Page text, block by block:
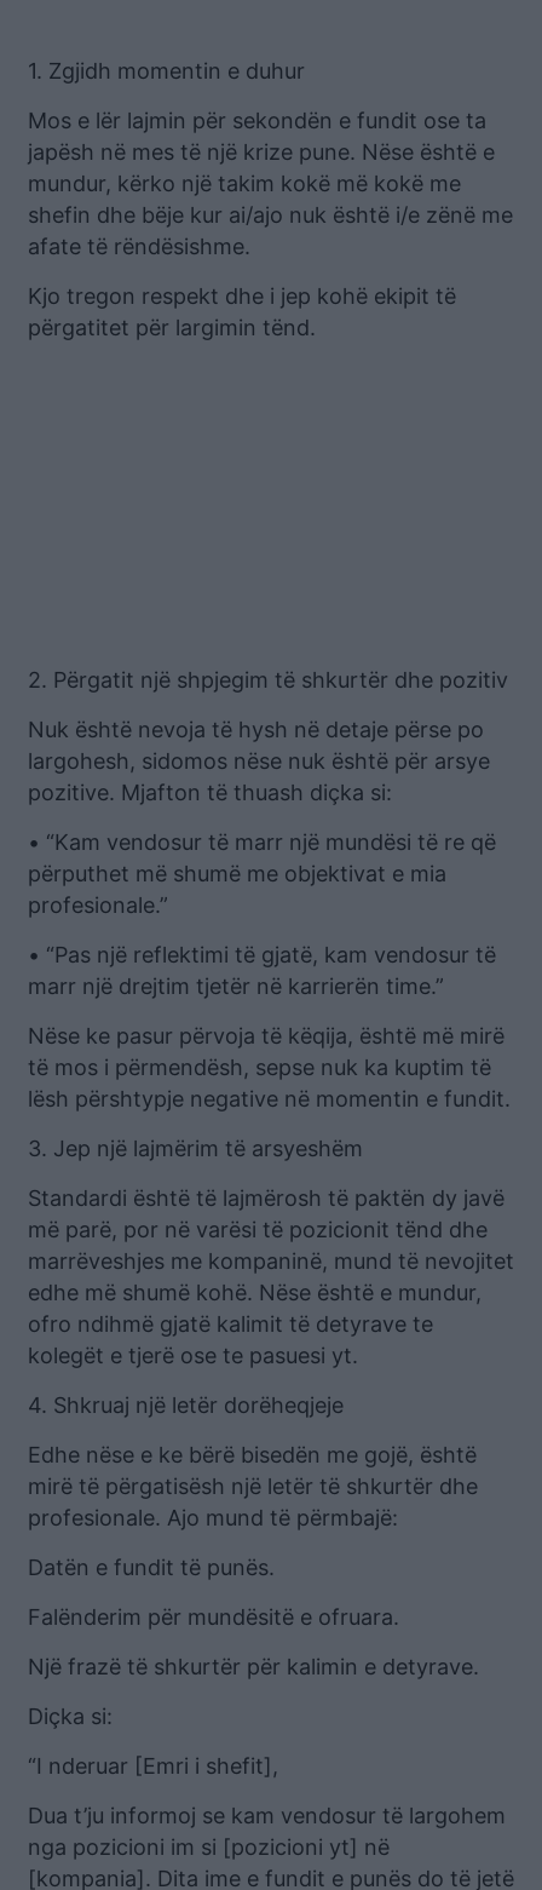
1. Zgjidh momentin e duhur
Mos e lër lajmin për sekondën e fundit ose ta
japësh në mes të një krize pune. Nëse është e
mundur, kërko një takim kokë më kokë me
shefin dhe bëje kur ai/ajo nuk është i/e zënë me
afate të rëndësishme.
Kjo tregon respekt dhe i jep kohë ekipit të
përgatitet për largimin tënd.
2. Përgatit një shpjegim të shkurtër dhe pozitiv
Nuk është nevoja të hysh në detaje përse po
largohesh, sidomos nëse nuk është për arsye
pozitive. Mjafton të thuash diçka si:
• “Kam vendosur të marr një mundësi të re që
përputhet më shumë me objektivat e mia
profesionale.”
• “Pas një reflektimi të gjatë, kam vendosur të
marr një drejtim tjetër në karrierën time.”
Nëse ke pasur përvoja të këqija, është më mirë
të mos i përmendësh, sepse nuk ka kuptim të
lësh përshtypje negative në momentin e fundit.
3. Jep një lajmërim të arsyeshëm
Standardi është të lajmërosh të paktën dy javë
më parë, por në varësi të pozicionit tënd dhe
marrëveshjes me kompaninë, mund të nevojitet
edhe më shumë kohë. Nëse është e mundur,
ofro ndihmë gjatë kalimit të detyrave te
kolegët e tjerë ose te pasuesi yt.
4. Shkruaj një letër dorëheqjeje
Edhe nëse e ke bërë bisedën me gojë, është
mirë të përgatisësh një letër të shkurtër dhe
profesionale. Ajo mund të përmbajë:
Datën e fundit të punës.
Falënderim për mundësitë e ofruara.
Një frazë të shkurtër për kalimin e detyrave.
Diçka si:
“I nderuar [Emri i shefit],
Dua t’ju informoj se kam vendosur të largohem
nga pozicioni im si [pozicioni yt] në
[kompania]. Dita ime e fundit e punës do të jetë